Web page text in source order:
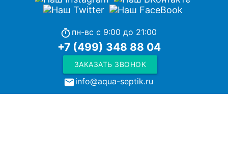
timer пн-вс с 9:00 до 21:00
+7 (499) 348 88 04
ЗАКАЗАТЬ ЗВОНОК
local_post_officeinfo@aqua-septik.ru